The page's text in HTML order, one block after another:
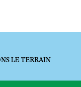
LE TERRAIN